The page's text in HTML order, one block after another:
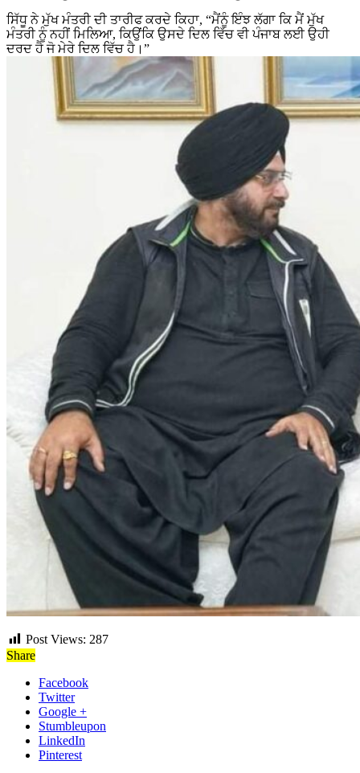
ਸਿੱਧੂ ਨੇ ਮੁੱਖ ਮੰਤਰੀ ਦੀ ਤਾਰੀਫ ਕਰਦੇ ਕਿਹਾ, “ਮੈਂਨੂੰ ਇੰਝ ਲੱਗਾ ਕਿ ਮੈਂ ਮੁੱਖ
ਮੰਤਰੀ ਨੂੰ ਨਹੀਂ ਮਿਲਿਆ, ਕਿਉਂਕਿ ਉਸਦੇ ਦਿਲ ਵਿੱਚ ਵੀ ਪੰਜਾਬ ਲਈ ਉਹੀ
ਦਰਦ ਹੈ ਜੋ ਮੇਰੇ ਦਿਲ ਵਿੱਚ ਹੈ।”
Post Views: 287
Share
Facebook
Twitter
Google +
Stumbleupon
LinkedIn
Pinterest